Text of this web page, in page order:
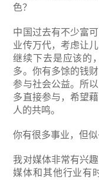
色？
中国过去有不少富
业传万代，考虑让
继续下去是应该的
多。你有多馀的钱
参与社会公益。所
多直接参与，希望
人的共鸣。
你有很多事业，但
我对媒体非常有兴
媒体和其他行业有